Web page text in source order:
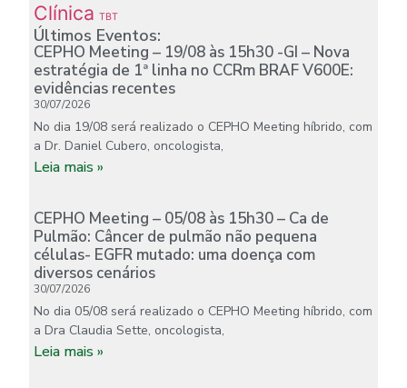
Clínica TBT
Últimos Eventos:
CEPHO Meeting – 19/08 às 15h30 -GI – Nova
estratégia de 1ª linha no CCRm BRAF V600E:
evidências recentes
30/07/2026
No dia 19/08 será realizado o CEPHO Meeting híbrido, com
a Dr. Daniel Cubero, oncologista,
Leia mais »
CEPHO Meeting – 05/08 às 15h30 – Ca de
Pulmão: Câncer de pulmão não pequena
células- EGFR mutado: uma doença com
diversos cenários
30/07/2026
No dia 05/08 será realizado o CEPHO Meeting híbrido, com
a Dra Claudia Sette, oncologista,
Leia mais »